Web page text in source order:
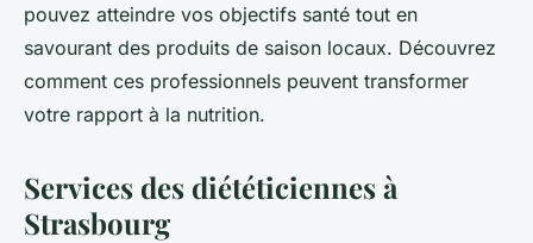
pouvez atteindre vos objectifs santé tout en
savourant des produits de saison locaux. Découvrez
comment ces professionnels peuvent transformer
votre rapport à la nutrition.
Services des diététiciennes à
Strasbourg